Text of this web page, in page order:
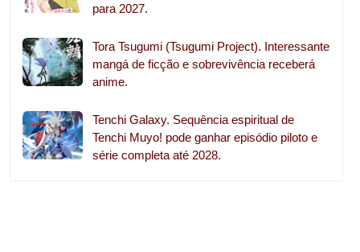
para 2027.
Tora Tsugumi (Tsugumi Project). Interessante
mangá de ficção e sobrevivência receberá
anime.
Tenchi Galaxy. Sequência espiritual de
Tenchi Muyo! pode ganhar episódio piloto e
série completa até 2028.